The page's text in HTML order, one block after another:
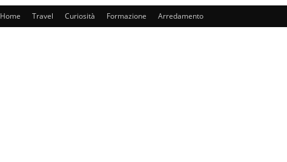
Home Travel Curiosità Formazione Arredamento